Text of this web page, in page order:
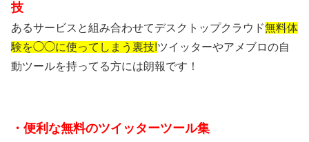
技
あるサービスと組み合わせてデスクトップクラウド無料体
験を◯◯に使ってしまう裏技!ツイッターやアメブロの自
動ツールを持ってる方には朗報です！
・便利な無料のツイッターツール集